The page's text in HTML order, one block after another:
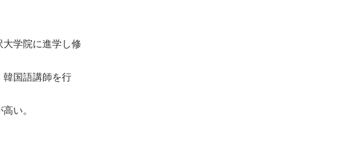
大学院に進学し修
韓国語講師を行
い。